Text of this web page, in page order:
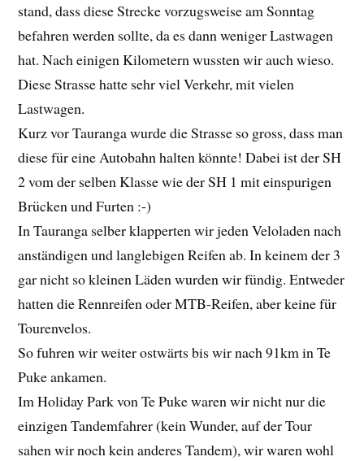
stand, dass diese Strecke vorzugsweise am Sonntag
befahren werden sollte, da es dann weniger Lastwagen
hat. Nach einigen Kilometern wussten wir auch wieso.
Diese Strasse hatte sehr viel Verkehr, mit vielen
Lastwagen.
Kurz vor Tauranga wurde die Strasse so gross, dass man
diese für eine Autobahn halten könnte! Dabei ist der SH
2 vom der selben Klasse wie der SH 1 mit einspurigen
Brücken und Furten :-)
In Tauranga selber klapperten wir jeden Veloladen nach
anständigen und langlebigen Reifen ab. In keinem der 3
gar nicht so kleinen Läden wurden wir fündig. Entweder
hatten die Rennreifen oder MTB-Reifen, aber keine für
Tourenvelos.
So fuhren wir weiter ostwärts bis wir nach 91km in Te
Puke ankamen.
Im Holiday Park von Te Puke waren wir nicht nur die
einzigen Tandemfahrer (kein Wunder, auf der Tour
sahen wir noch kein anderes Tandem), wir waren wohl